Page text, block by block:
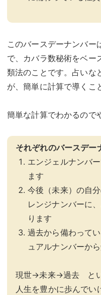
このバースデーナンバー
で、カバラ数秘術をベー
類法のことです。占いな
が、簡単に計算で導くこ
簡単な計算でわかるので
それぞれのバースデー
エンジェルナンバ
ます
今後（未来）の自
レンジナンバーに
ります
過去から備わって
ュアルナンバーから
現世→未来→過去 とい
人生を豊かに歩んでい